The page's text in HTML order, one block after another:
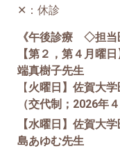
✕：休診
《午後診療 ◇担当
【第２，第４月曜
端真樹子先生
【 火曜日】佐賀大
（交代制；2026年
【水曜日】佐賀
島あゆむ先生